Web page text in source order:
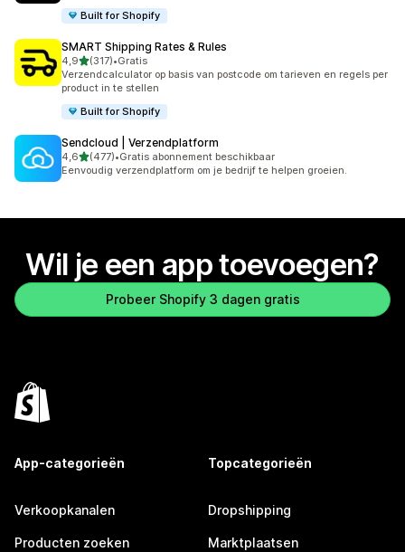
Built for Shopify
SMART Shipping Rates & Rules
4,9van 5 sterren
(317)
317 recensies in totaal
•Gratis
Verzendcalculator op basis van postcode om tarieven en regels per
product in te stellen
Built for Shopify
Sendcloud | Verzendplatform
4,6van 5 sterren
(477)
477 recensies in totaal
•Gratis abonnement beschikbaar
Eenvoudig verzendplatform om je bedrijf te helpen groeien.
Wil je een app toevoegen?
Probeer Shopify 3 dagen gratis
App-categorieën
Verkoopkanalen
Producten zoeken
Topcategorieën
Dropshipping
Marktplaatsen